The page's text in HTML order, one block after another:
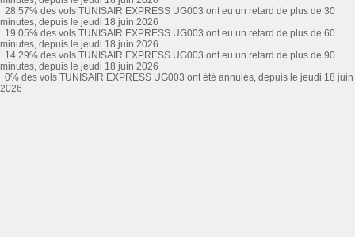
28.57% des vols TUNISAIR EXPRESS UG003 ont eu un retard de plus de 30
minutes, depuis le jeudi 18 juin 2026
19.05% des vols TUNISAIR EXPRESS UG003 ont eu un retard de plus de 60
minutes, depuis le jeudi 18 juin 2026
14.29% des vols TUNISAIR EXPRESS UG003 ont eu un retard de plus de 90
minutes, depuis le jeudi 18 juin 2026
0% des vols TUNISAIR EXPRESS UG003 ont été annulés, depuis le jeudi 18 juin
2026